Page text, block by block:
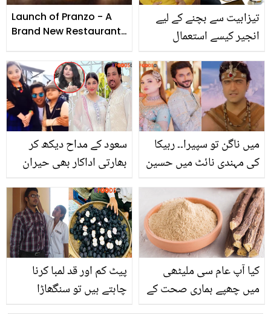
Launch of Pranzo - A
Brand New Restaurant
تیزابیت سے بچنے کے لیے
انجیر کیسے استعمال
اور پیٹ درد سے بچنے کے
لیے ماہرین کے مفید مشورے
سعود کے مداح دیکھ کر
بھارتی اداکار بھی حیران
شوہر کی تعریف کرتے ہوئے
دلچسپ قصہ سنا دیا
میں ناگن تو سپیرا۔۔ ربیکا
کی مہندی نائٹ میں حسین
صارفین کی جم کے ٹرولنگ
پیٹ کم اور قد لمبا کرنا
چاہتے ہیں تو سنگھاڑا
کیا آپ عام سی ملیٹھی
میں چھپے ہماری صحت کے